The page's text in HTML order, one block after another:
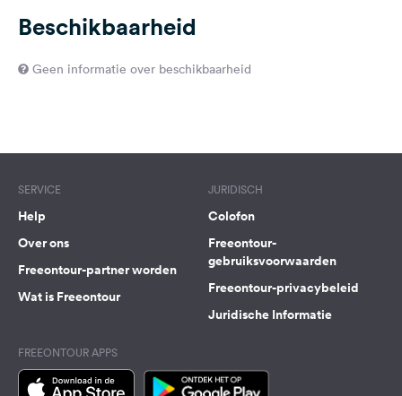
Beschikbaarheid
Geen informatie over beschikbaarheid
SERVICE
Help
Over ons
Freeontour-partner worden
Wat is Freeontour
JURIDISCH
Colofon
Freeontour-
gebruiksvoorwaarden
Freeontour-privacybeleid
Juridische Informatie
FREEONTOUR APPS